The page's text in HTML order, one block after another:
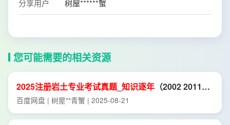
分享用户 树屋******蟹
您可能需要的相关资源
2025注册岩土专业考试真题_ 知识逐年 （2002 2011）
赠.pdf
百度网盘 | 树屋**青蟹 | 2025-08-21